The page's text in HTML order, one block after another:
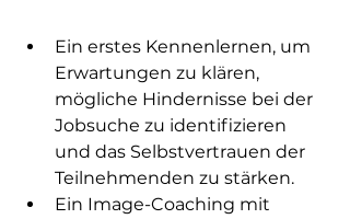
Ein erstes Kennenlernen, um
Erwartungen zu klären,
mögliche Hindernisse bei der
Jobsuche zu identifizieren
und das Selbstvertrauen der
Teilnehmenden zu stärken.
Ein Image-Coaching mit